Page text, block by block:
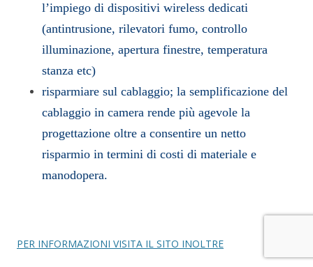
l’impiego di dispositivi wireless dedicati
(antintrusione, rilevatori fumo, controllo
illuminazione, apertura finestre, temperatura
stanza etc)
risparmiare sul cablaggio; la semplificazione del
cablaggio in camera rende più agevole la
progettazione oltre a consentire un netto
risparmio in termini di costi di materiale e
manodopera.
PER INFORMAZIONI VISITA IL SITO INOLTRE